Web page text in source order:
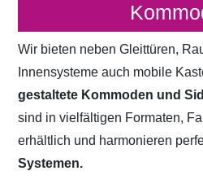
Wir bieten neben Gleittüren,
Innensysteme auch mobile
gestaltete Kommoden und
sind in vielfältigen Formaten,
erhältlich und harmonieren
Systemen.